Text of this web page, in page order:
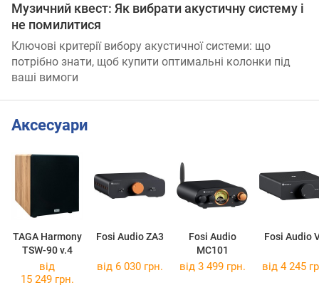
Музичний квест: Як вибрати акустичну систему і
не помилитися
Ключові критерії вибору акустичної системи: що
потрібно знати, щоб купити оптимальні колонки під
ваші вимоги
Аксесуари
TAGA Harmony
TSW-90 v.4
Fosi Audio ZA3
Fosi Audio
MC101
Fosi Audio
від
15 249 грн.
від 6 030 грн. від 3 499 грн. від 4 245